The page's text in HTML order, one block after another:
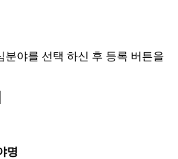
분야를 선택 하신 후 등록 버튼을
명